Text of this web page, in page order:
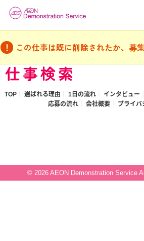
仕事検索
この仕事は既に削除されたか、募
TOP 選ばれる理由 1日の流れ インタビュー
応募の流れ
会社概要 プライバ
© 2026 AEON Demonstration Service